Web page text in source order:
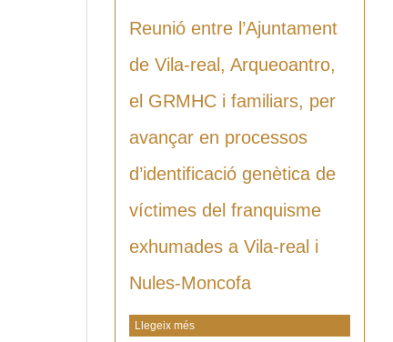
Reunió entre l’Ajuntament
de Vila-real, Arqueoantro,
el GRMHC i familiars, per
avançar en processos
d’identificació genètica de
víctimes del franquisme
exhumades a Vila-real i
Nules-Moncofa
Llegeix més